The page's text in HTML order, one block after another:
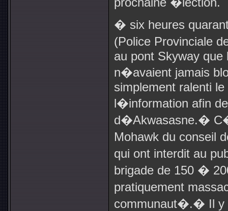
� six heures
(Police Provinciale
au pont Skyway que
n�avaient jamais
simplement ralenti
l�information afin
d�Akwasasne.�
Mohawk du conseil
qui ont interdit au
brigade de 150 �
pratiquement
communaut�.� Il y